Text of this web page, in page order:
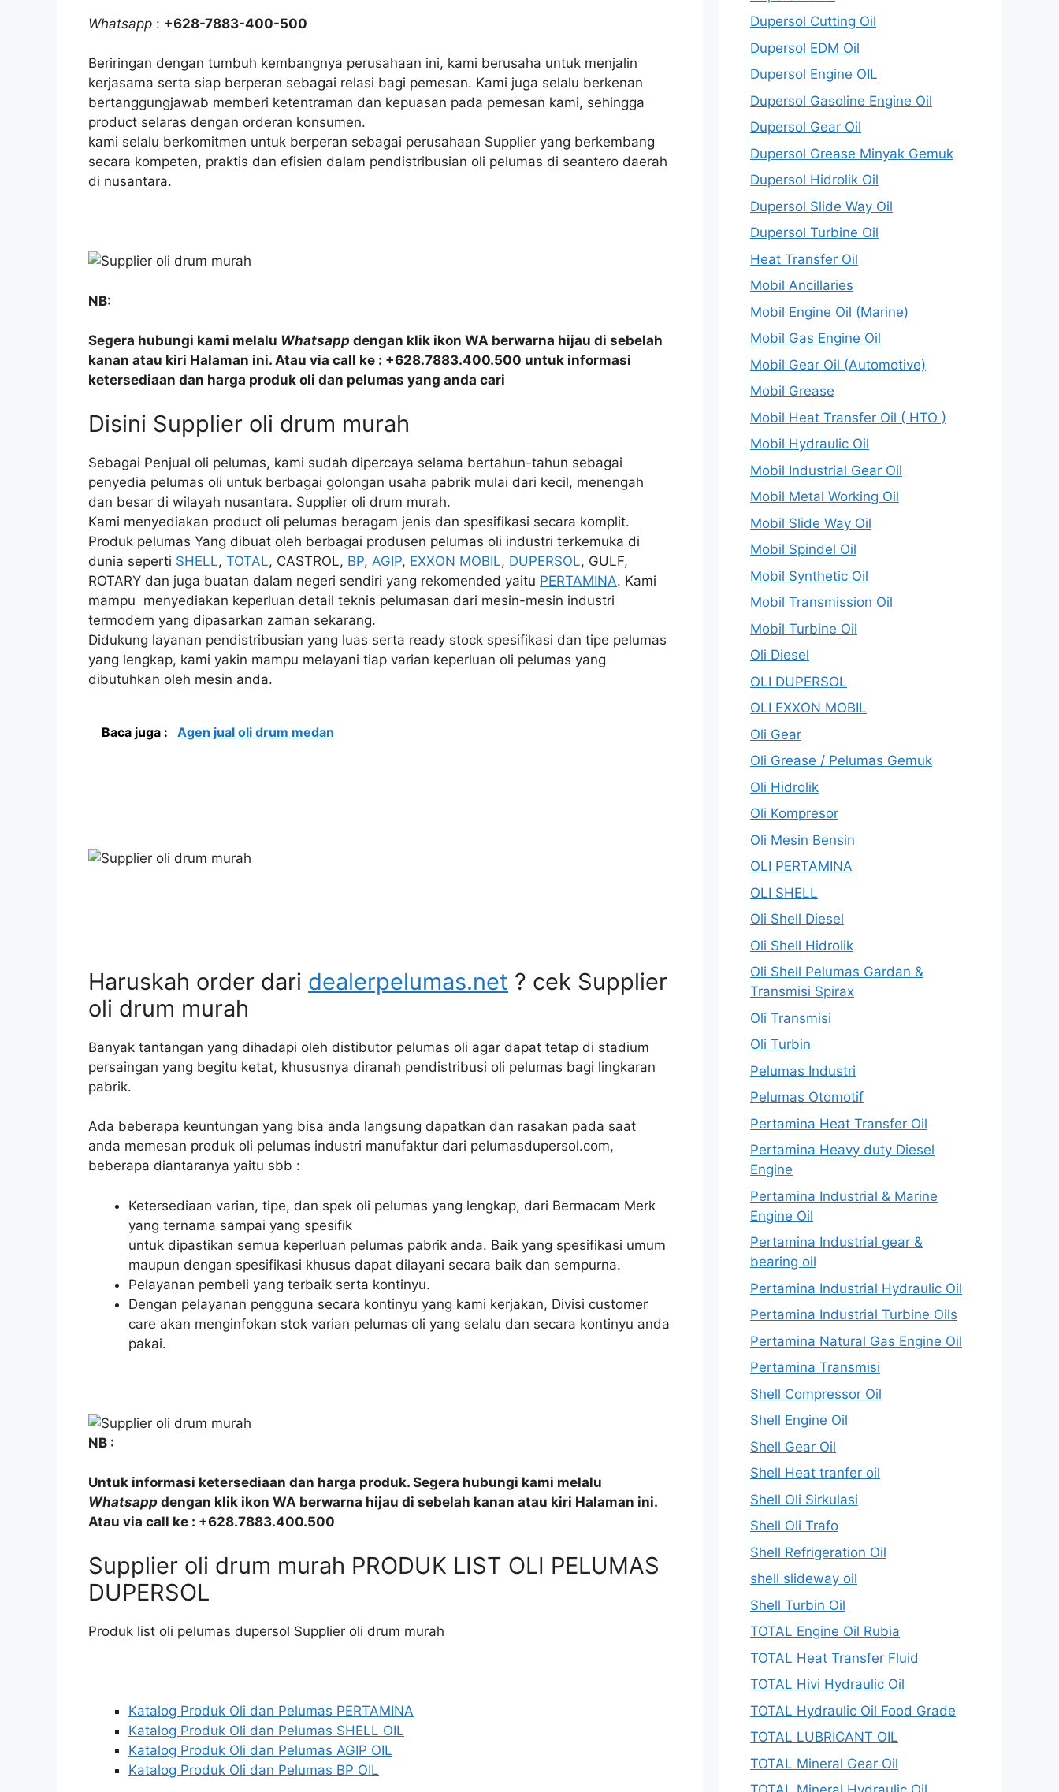
Whatsapp : +628-7883-400-500
Beriringan dengan tumbuh kembangnya perusahaan ini, kami berusaha untuk menjalin
kerjasama serta siap berperan sebagai relasi bagi pemesan. Kami juga selalu berkenan
bertanggungjawab memberi ketentraman dan kepuasan pada pemesan kami, sehingga
product selaras dengan orderan konsumen.
kami selalu berkomitmen untuk berperan sebagai perusahaan Supplier yang berkembang
secara kompeten, praktis dan efisien dalam pendistribusian oli pelumas di seantero daerah
di nusantara.
NB:
Segera hubungi kami melalu Whatsapp dengan klik ikon WA berwarna hijau di sebelah
kanan atau kiri Halaman ini. Atau via call ke : +628.7883.400.500 untuk informasi
ketersediaan dan harga produk oli dan pelumas yang anda cari
Disini Supplier oli drum murah
Sebagai Penjual oli pelumas, kami sudah dipercaya selama bertahun-tahun sebagai
penyedia pelumas oli untuk berbagai golongan usaha pabrik mulai dari kecil, menengah
dan besar di wilayah nusantara. Supplier oli drum murah.
Kami menyediakan product oli pelumas beragam jenis dan spesifikasi secara komplit.
Produk pelumas Yang dibuat oleh berbagai produsen pelumas oli industri terkemuka di
dunia seperti SHELL, TOTAL, CASTROL, BP, AGIP, EXXON MOBIL, DUPERSOL, GULF,
ROTARY dan juga buatan dalam negeri sendiri yang rekomended yaitu PERTAMINA. Kami
mampu menyediakan keperluan detail teknis pelumasan dari mesin-mesin industri
termodern yang dipasarkan zaman sekarang.
Didukung layanan pendistribusian yang luas serta ready stock spesifikasi dan tipe pelumas
yang lengkap, kami yakin mampu melayani tiap varian keperluan oli pelumas yang
dibutuhkan oleh mesin anda.
Baca juga : Agen jual oli drum medan
Haruskah order dari dealerpelumas.net ? cek Supplier
oli drum murah
Banyak tantangan yang dihadapi oleh distibutor pelumas oli agar dapat tetap di stadium
persaingan yang begitu ketat, khususnya diranah pendistribusi oli pelumas bagi lingkaran
pabrik.
Ada beberapa keuntungan yang bisa anda langsung dapatkan dan rasakan pada saat
anda memesan produk oli pelumas industri manufaktur dari pelumasdupersol.com,
beberapa diantaranya yaitu sbb :
Ketersediaan varian, tipe, dan spek oli pelumas yang lengkap, dari Bermacam Merk
yang ternama sampai yang spesifik
untuk dipastikan semua keperluan pelumas pabrik anda. Baik yang spesifikasi umum
maupun dengan spesifikasi khusus dapat dilayani secara baik dan sempurna.
Pelayanan pembeli yang terbaik serta kontinyu.
Dengan pelayanan pengguna secara kontinyu yang kami kerjakan, Divisi customer
care akan menginfokan stok varian pelumas oli yang selalu dan secara kontinyu anda
pakai.
NB :
Untuk informasi ketersediaan dan harga produk. Segera hubungi kami melalu
Whatsapp dengan klik ikon WA berwarna hijau di sebelah kanan atau kiri Halaman ini.
Atau via call ke : +628.7883.400.500
Supplier oli drum murah PRODUK LIST OLI PELUMAS
DUPERSOL
Produk list oli pelumas dupersol Supplier oli drum murah
Katalog Produk Oli dan Pelumas PERTAMINA
Katalog Produk Oli dan Pelumas SHELL OIL
Katalog Produk Oli dan Pelumas AGIP OIL
Katalog Produk Oli dan Pelumas BP OIL
Dupersol Cutting Oil
Dupersol EDM Oil
Dupersol Engine OIL
Dupersol Gasoline Engine Oil
Dupersol Gear Oil
Dupersol Grease Minyak Gemuk
Dupersol Hidrolik Oil
Dupersol Slide Way Oil
Dupersol Turbine Oil
Heat Transfer Oil
Mobil Ancillaries
Mobil Engine Oil (Marine)
Mobil Gas Engine Oil
Mobil Gear Oil (Automotive)
Mobil Grease
Mobil Heat Transfer Oil ( HTO )
Mobil Hydraulic Oil
Mobil Industrial Gear Oil
Mobil Metal Working Oil
Mobil Slide Way Oil
Mobil Spindel Oil
Mobil Synthetic Oil
Mobil Transmission Oil
Mobil Turbine Oil
Oli Diesel
OLI DUPERSOL
OLI EXXON MOBIL
Oli Gear
Oli Grease / Pelumas Gemuk
Oli Hidrolik
Oli Kompresor
Oli Mesin Bensin
OLI PERTAMINA
OLI SHELL
Oli Shell Diesel
Oli Shell Hidrolik
Oli Shell Pelumas Gardan &
Transmisi Spirax
Oli Transmisi
Oli Turbin
Pelumas Industri
Pelumas Otomotif
Pertamina Heat Transfer Oil
Pertamina Heavy duty Diesel
Engine
Pertamina Industrial & Marine
Engine Oil
Pertamina Industrial gear &
bearing oil
Pertamina Industrial Hydraulic Oil
Pertamina Industrial Turbine Oils
Pertamina Natural Gas Engine Oil
Pertamina Transmisi
Shell Compressor Oil
Shell Engine Oil
Shell Gear Oil
Shell Heat tranfer oil
Shell Oli Sirkulasi
Shell Oli Trafo
Shell Refrigeration Oil
shell slideway oil
Shell Turbin Oil
TOTAL Engine Oil Rubia
TOTAL Heat Transfer Fluid
TOTAL Hivi Hydraulic Oil
TOTAL Hydraulic Oil Food Grade
TOTAL LUBRICANT OIL
TOTAL Mineral Gear Oil